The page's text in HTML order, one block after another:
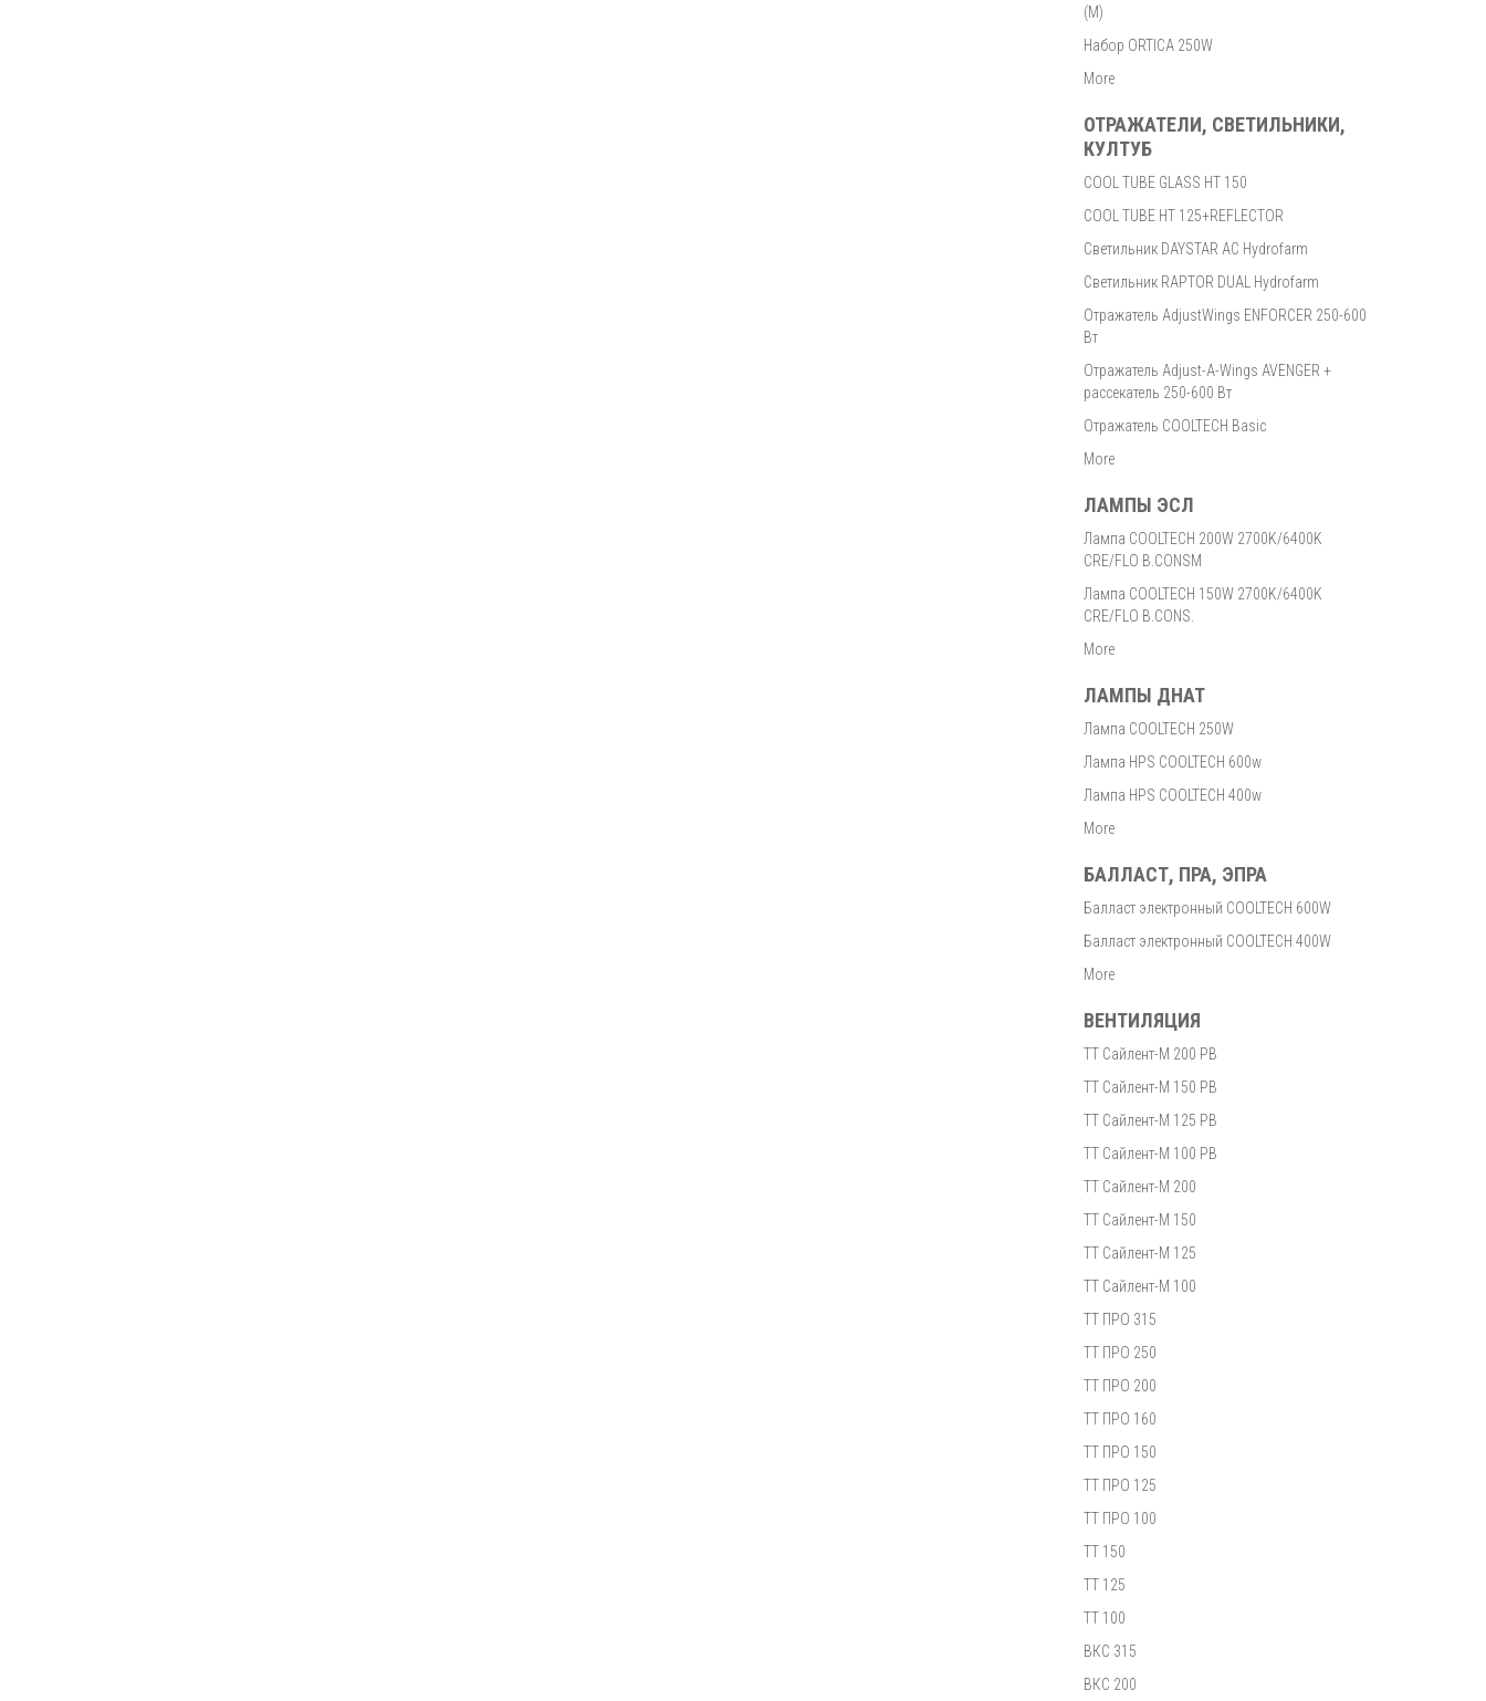
(M)
Набор ORTICA 250W
More
ОТРАЖАТЕЛИ, СВЕТИЛЬНИКИ,
КУЛТУБ
COOL TUBE GLASS HT 150
COOL TUBE HT 125+REFLECTOR
Светильник DAYSTAR AC Hydrofarm
Светильник RAPTOR DUAL Hydrofarm
Отражатель AdjustWings ENFORCER 250-600
Вт
Отражатель Adjust-A-Wings AVENGER +
рассекатель 250-600 Вт
Отражатель COOLTECH Basic
More
ЛАМПЫ ЭСЛ
Лампа COOLTECH 200W 2700K/6400K
CRE/FLO B.CONSM
Лампа COOLTECH 150W 2700K/6400K
CRE/FLO B.CONS.
More
ЛАМПЫ ДНАТ
Лампа COOLTECH 250W
Лампа HPS COOLTECH 600w
Лампа HPS COOLTECH 400w
More
БАЛЛАСТ, ПРА, ЭПРА
Балласт электронный COOLTECH 600W
Балласт электронный COOLTECH 400W
More
ВЕНТИЛЯЦИЯ
ТТ Сайлент-М 200 РВ
ТТ Сайлент-М 150 РВ
ТТ Сайлент-М 125 РВ
ТТ Сайлент-М 100 РВ
ТТ Сайлент-М 200
ТТ Сайлент-М 150
ТТ Сайлент-М 125
ТТ Сайлент-М 100
ТТ ПРО 315
ТТ ПРО 250
ТТ ПРО 200
ТТ ПРО 160
ТТ ПРО 150
ТТ ПРО 125
ТТ ПРО 100
ТТ 150
ТТ 125
ТТ 100
ВКС 315
ВКС 200